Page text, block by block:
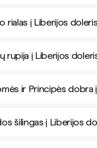
rialas į Liberijos
rupija į Liberijos
ir Principės
šilingas į Liberijos